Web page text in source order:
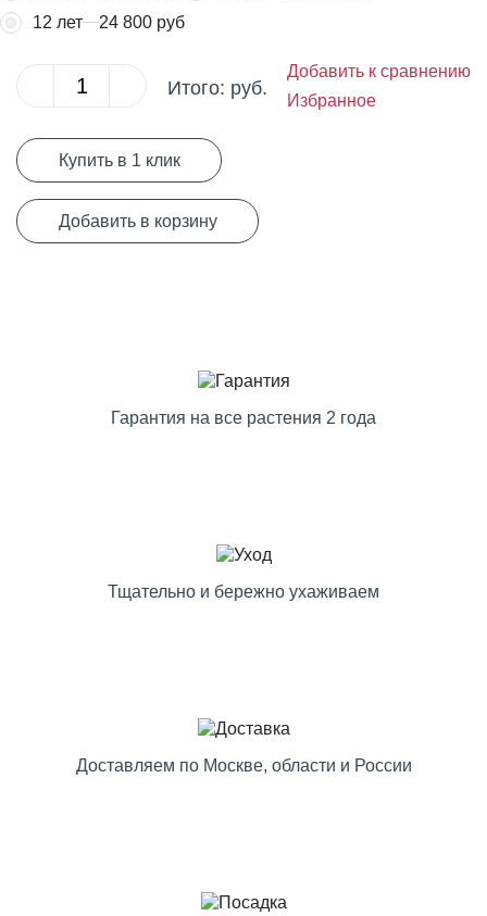
12 лет
24 800 руб
Итого: руб.
Добавить к сравнению
Избранное
Купить в 1 клик
Добавить в корзину
Гарантия на все растения 2 года
Тщательно и бережно ухаживаем
Доставляем по Москве, области и России